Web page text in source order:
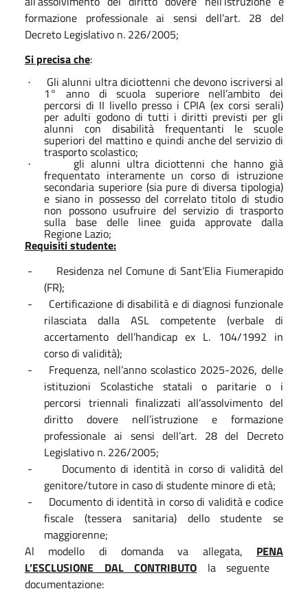
formazione professionale ai sensi dell’art. 28 del
Decreto Legislativo n. 226/2005;
Si precisa che:
· Gli alunni ultra diciottenni che devono iscriversi al
1° anno di scuola superiore nell’ambito dei
percorsi di II livello presso i CPIA (ex corsi serali)
per adulti godono di tutti i diritti previsti per gli
alunni con disabilità frequentanti le scuole
superiori del mattino e quindi anche del servizio di
trasporto scolastico;
· gli alunni ultra diciottenni che hanno già
frequentato interamente un corso di istruzione
secondaria superiore (sia pure di diversa tipologia)
e siano in possesso del correlato titolo di studio
non possono usufruire del servizio di trasporto
sulla base delle linee guida approvate dalla
Regione Lazio;
Requisiti studente:
-
Residenza nel Comune di Sant’Elia Fiumerapido
(FR);
-
Certificazione di disabilità e di diagnosi funzionale
rilasciata dalla ASL competente (verbale di
accertamento dell’handicap ex L. 104/1992 in
corso di validità);
-
Frequenza, nell’anno scolastico 2025-2026, delle
istituzioni Scolastiche statali o paritarie o i
percorsi triennali finalizzati all’assolvimento del
diritto dovere nell’istruzione e formazione
professionale ai sensi dell’art. 28 del Decreto
Legislativo n. 226/2005;
-
Documento di identità in corso di validità del
genitore/tutore in caso di studente minore di età;
-
Documento di identità in corso di validità e codice
fiscale (tessera sanitaria) dello studente se
maggiorenne;
Al modello di domanda va allegata, PENA
L’ESCLUSIONE DAL CONTRIBUTO la seguente
documentazione: